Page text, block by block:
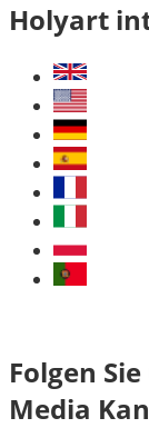
Holyart
Folgen
Media